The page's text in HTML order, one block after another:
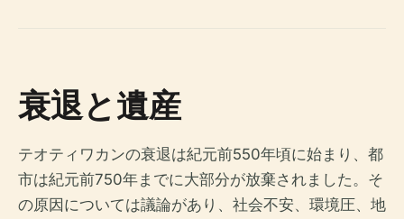
衰退と遺産
テオティワカンの衰退は紀元前550年頃に始まり、都
市は紀元前750年までに大部分が放棄されました。そ
の原因については議論があり、社会不安、環境圧、地